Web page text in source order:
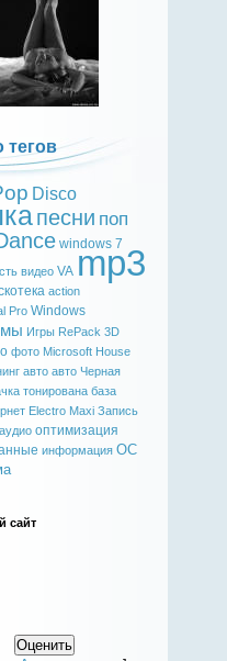
тегов
Disco
песни поп
windows 7
видео VA mp3
action
Pro Windows
Игры RePack 3D
фото Microsoft House
авто авто Черная
тонирована база
Electro Maxi Запись
аудио оптимизация
информация ОС
сайт